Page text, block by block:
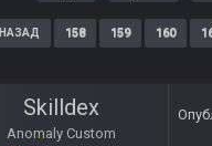
НАЗАД 158 159 160
Skilldex
Anomaly Custom